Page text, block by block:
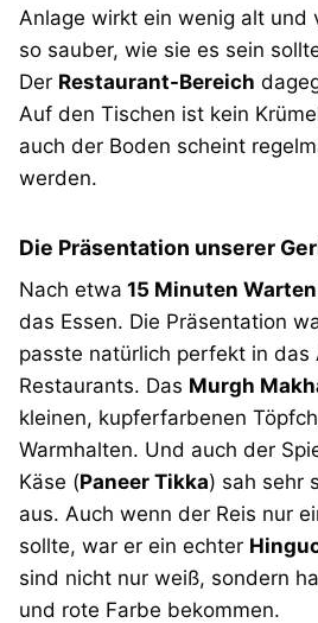
Anlage wirkt ein wenig alt und
so sauber, wie sie es sein
Der Restaurant-Bereich
Auf den Tischen ist kein
auch der Boden scheint
werden.
Die Präsentation unserer
Nach etwa 15 Minuten Warten
das Essen. Die Präsentation
passte natürlich perfekt in das
Restaurants. Das Murgh
kleinen, kupferfarbenen
Warmhalten. Und auch der
Käse (Paneer Tikka) sah sehr
aus. Auch wenn der Reis nur
sollte, war er ein echter
sind nicht nur weiß, sondern
und rote Farbe bekommen.